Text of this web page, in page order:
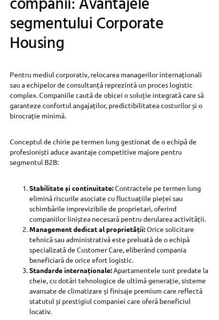
segmentului Corporate
Housing
Pentru mediul corporativ, relocarea managerilor internaționali
sau a echipelor de consultanță reprezintă un proces logistic
complex. Companiile caută de obicei o soluție integrată care să
garanteze confortul angajaților, predictibilitatea costurilor și o
birocrație minimă.
Conceptul de chirie pe termen lung gestionat de o echipă de
profesioniști aduce avantaje competitive majore pentru
segmentul B2B:
Stabilitate și continuitate:Contractele pe termen lung
elimină riscurile asociate cu fluctuațiile pieței sau
schimbările imprevizibile de proprietari, oferind
companiilor liniștea necesară pentru derularea activității.
Management dedicat al proprietății:Orice solicitare
tehnică sau administrativă este preluată de o echipă
specializată de Customer Care, eliberând compania
beneficiară de orice efort logistic.
Standarde internaționale:Apartamentele sunt predate la
cheie, cu dotări tehnologice de ultimă generație, sisteme
avansate de climatizare și finisaje premium care reflectă
statutul și prestigiul companiei care oferă beneficiul
locativ.